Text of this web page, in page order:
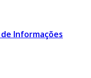
Informações